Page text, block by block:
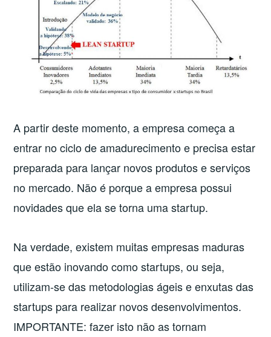
A partir deste momento, a empresa começa a
entrar no ciclo de amadurecimento e precisa estar
preparada para lançar novos produtos e serviços
no mercado. Não é porque a empresa possui
novidades que ela se torna uma startup.
Na verdade, existem muitas empresas maduras
que estão inovando como startups, ou seja,
utilizam-se das metodologias ágeis e enxutas das
startups para realizar novos desenvolvimentos.
IMPORTANTE: fazer isto não as tornam